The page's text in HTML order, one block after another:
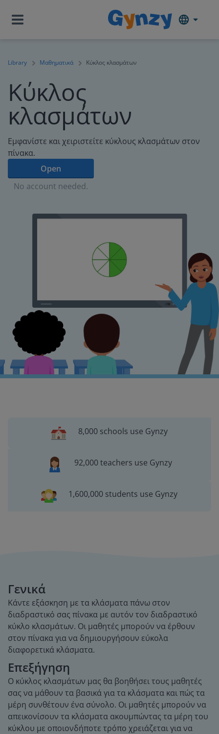
Library Μαθηματικά Κύκλος κλασμάτων
Κύκλος
κλασμάτων
Εμφανίστε και χειριστείτε κύκλους κλασμάτων στον
πίνακα.
Open
No account needed.
8,000 schools use Gynzy
92,000 teachers use Gynzy
1,600,000 students use Gynzy
Γενικά
Κάντε εξάσκηση με τα κλάσματα πάνω στον
διαδραστικό σας πίνακα με αυτόν τον διαδραστικό
κύκλο κλασμάτων. Οι μαθητές μπορούν να έρθουν
στον πίνακα για να δημιουργήσουν εύκολα
διαφορετικά κλάσματα.
Επεξήγηση
Ο κύκλος κλασμάτων μας θα βοηθήσει τους μαθητές
σας να μάθουν τα βασικά για τα κλάσματα και πώς τα
μέρη συνθέτουν ένα σύνολο. Οι μαθητές μπορούν να
απεικονίσουν τα κλάσματα ακουμπώντας τα μέρη του
κύκλου με οποιονδήποτε τρόπο χρειάζεται για να